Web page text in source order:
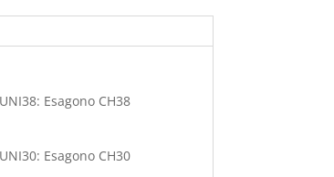
Esagono CH38
Esagono CH30